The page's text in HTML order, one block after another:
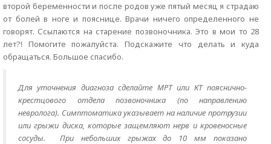
второй беременности и после родов уже пятый месяц я страдаю
от болей в ноге и пояснице. Врачи ничего определенного не
говорят. Ссылаются на старение позвоночника. Это в мои то 28
лет?! Помогите пожалуйста. Подскажите что делать и куда
обращаться. Большое спасибо.
Для уточнения диагноза сделайте МРТ или КТ пояснично-
крестцового отдела позвоночника (по направлению
невролога). Симптоматика указывает на наличие протрузии
или грыжи диска, которые защемляют нерв и кровеносные
сосуды. При небольших грыжах до 10 мм показано